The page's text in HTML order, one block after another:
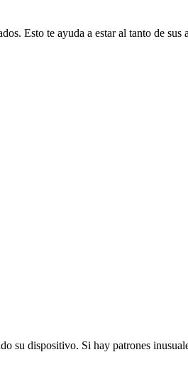
Esto te ayuda a estar al tanto de sus
su dispositivo. Si hay patrones